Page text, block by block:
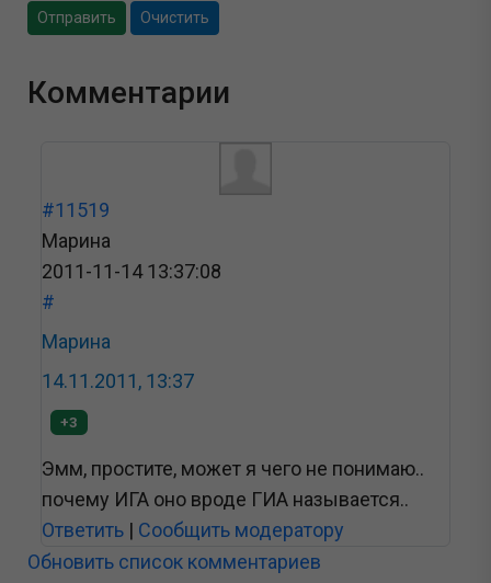
Отправить Очистить
Комментарии
#11519
Марина
2011-11-14 13:37:08
#
Марина
14.11.2011, 13:37
+3
Эмм, простите, может я чего не понимаю..
почему ИГА оно вроде ГИА называется..
Ответить | Сообщить модератору
Обновить список комментариев